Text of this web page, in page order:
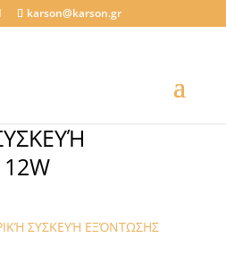
karson@karson.gr